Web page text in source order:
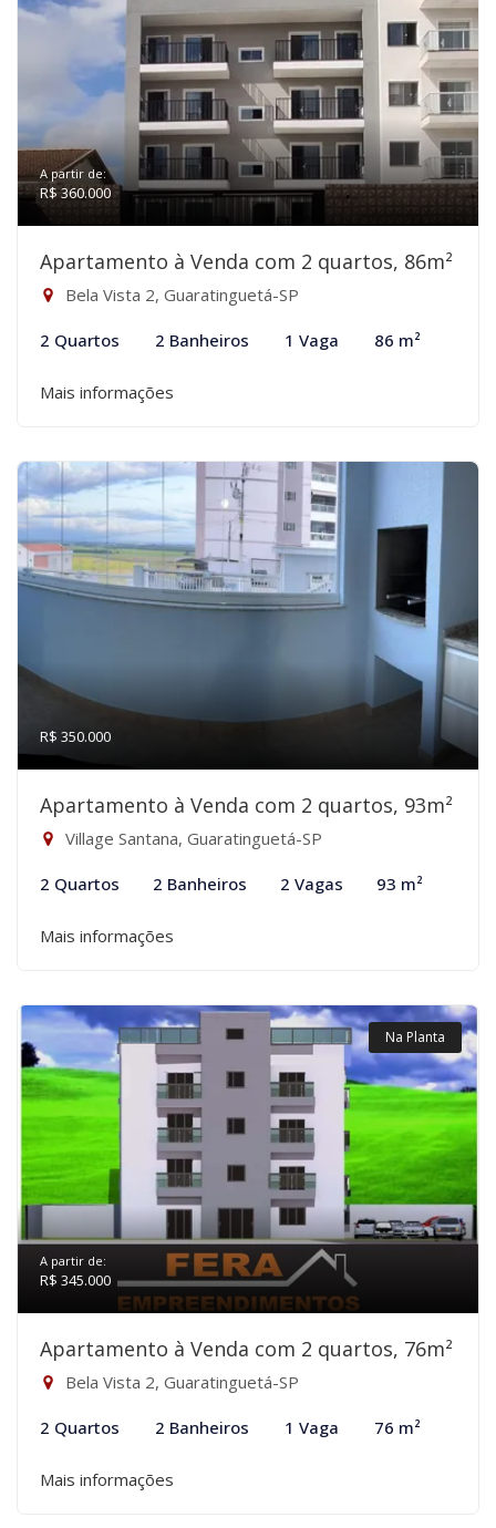
A partir de:
R$ 360.000
Apartamento à Venda com 2 quartos, 86m²
Bela Vista 2, Guaratinguetá-SP
2 Quartos 2 Banheiros 1 Vaga 86 m²
Mais informações
R$ 350.000
Apartamento à Venda com 2 quartos, 93m²
Village Santana, Guaratinguetá-SP
2 Quartos 2 Banheiros 2 Vagas 93 m²
Mais informações
Na Planta
A partir de:
R$ 345.000
Apartamento à Venda com 2 quartos, 76m²
Bela Vista 2, Guaratinguetá-SP
2 Quartos 2 Banheiros 1 Vaga 76 m²
Mais informações